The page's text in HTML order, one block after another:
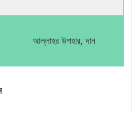
আল্লাহর উপহার, দান